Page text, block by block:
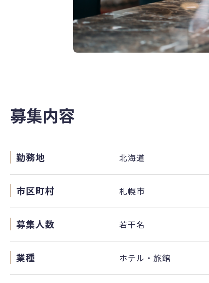
募集内容
勤務地 北海道
市区町村 札幌市
募集人数 若干名
業種 ホテル・旅館